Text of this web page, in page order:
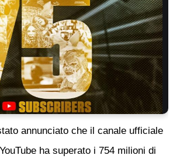
annunciato che il canale ufficiale
ha superato i 754 milioni di